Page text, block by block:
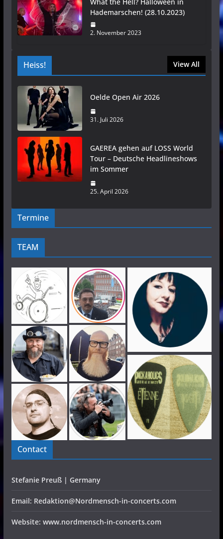
What the Hell? Halloween in
Hademarschen! (28.10.2023)
2. November 2023
Heiss! View All
Oelde Open Air 2026
31. Juli 2026
GAEREA gehen auf LOSS World
Tour – Deutsche Headlineshows
im Sommer
25. April 2026
Termine
TEAM
Contact
Stefanie Preuß | Germany
Email: Redaktion@Nordmensch-in-concerts.com
Website: www.nordmensch-in-concerts.com